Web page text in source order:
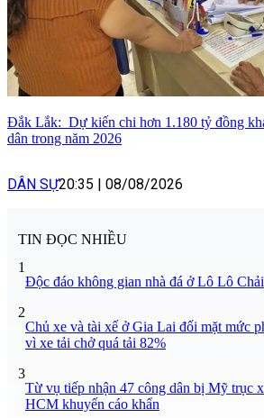
Đắk Lắk: Dự kiến chi hơn 1.180 tỷ đồng
dân trong năm 2026
DÂN SỰ20:35 08/08/2026
TIN ĐỌC NHIỀU
1
Độc đáo không gian nhà đá ở Lô Lô Chải
2
Chủ xe và tài xế ở Gia Lai đối mặt mức
vì xe tải chở quá tải 82%
3
Từ vụ tiếp nhận 47 công dân bị Mỹ trục
HCM khuyến cáo khẩn